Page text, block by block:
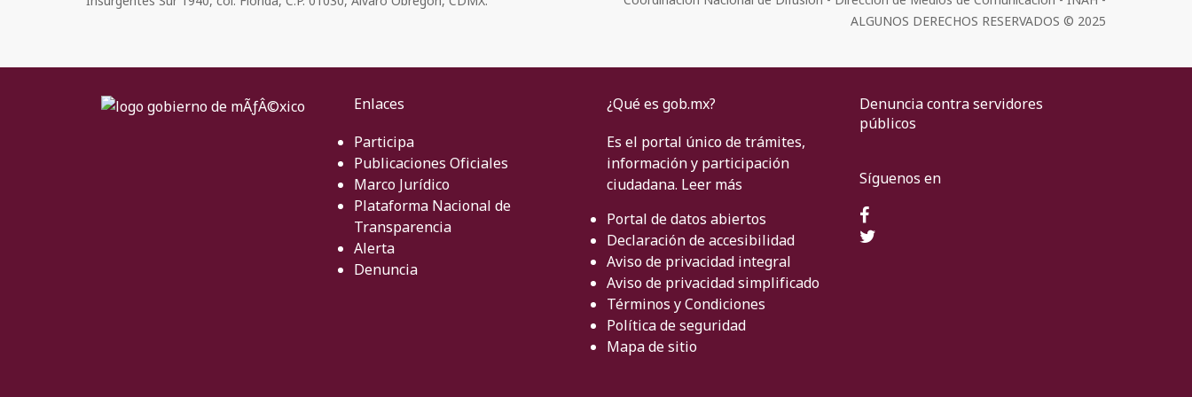
ALGUNOS DERECHOS RESERVADOS © 2025
Enlaces
Participa
Publicaciones Oficiales
Marco Jurídico
Plataforma Nacional de
Transparencia
Alerta
Denuncia
¿Qué es gob.mx?
Es el portal único de trámites,
información y participación
ciudadana. Leer más
Portal de datos abiertos
Declaración de accesibilidad
Aviso de privacidad integral
Aviso de privacidad simplificado
Términos y Condiciones
Política de seguridad
Mapa de sitio
Denuncia contra servidores
públicos
Síguenos en